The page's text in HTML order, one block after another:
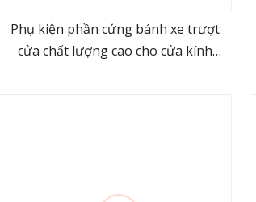
view more
Phụ kiện phần cứng bánh xe trượt
cửa chất lượng cao cho cửa kính